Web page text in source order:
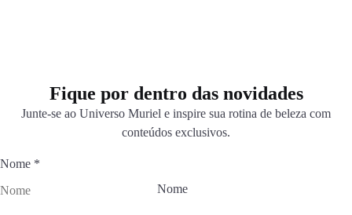
Fique por dentro das novidades
Junte-se ao Universo Muriel e inspire sua rotina de beleza com
conteúdos exclusivos.
Nome *
Nome